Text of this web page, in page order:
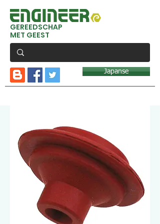
GEREEDSCHAP
MET GEEST
Japanse